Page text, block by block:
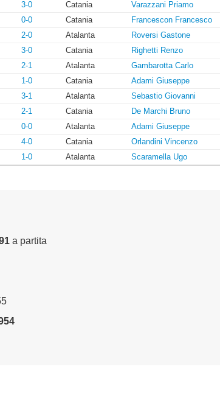
3-0 Catania
Varazzani Priamo
0-0 Catania
Francescon Francesco
2-0 Atalanta
Roversi Gastone
3-0 Catania
Righetti Renzo
2-1 Atalanta
Gambarotta Carlo
1-0 Catania
Adami Giuseppe
3-1 Atalanta
Sebastio Giovanni
2-1 Catania
De Marchi Bruno
0-0 Atalanta
Adami Giuseppe
4-0 Catania
Orlandini Vincenzo
1-0 Atalanta Scaramella Ugo
a partita